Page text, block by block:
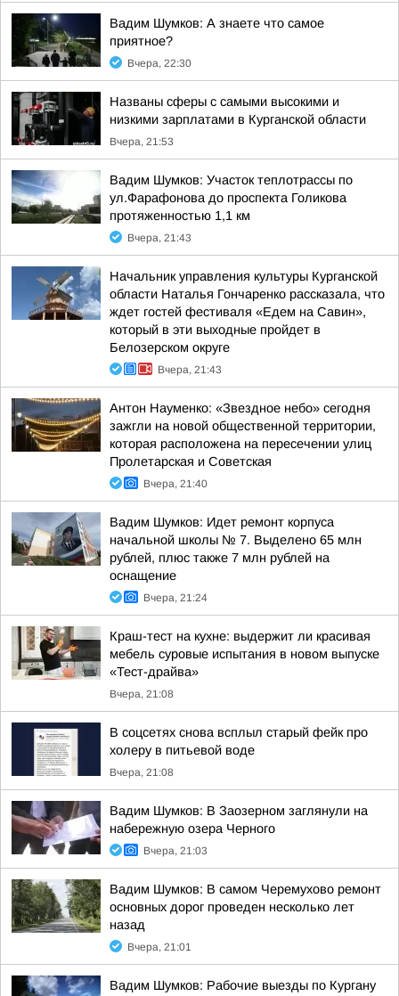
Вадим Шумков: А знаете что самое
приятное?
Вчера, 22:30
Названы сферы с самыми высокими и
низкими зарплатами в Курганской области
Вчера, 21:53
Вадим Шумков: Участок теплотрассы по
ул.Фарафонова до проспекта Голикова
протяженностью 1,1 км
Вчера, 21:43
Начальник управления культуры Курганской
области Наталья Гончаренко рассказала, что
ждет гостей фестиваля «Едем на Савин»,
который в эти выходные пройдет в
Белозерском округе
Вчера, 21:43
Антон Науменко: «Звездное небо» сегодня
зажгли на новой общественной территории,
которая расположена на пересечении улиц
Пролетарская и Советская
Вчера, 21:40
Вадим Шумков: Идет ремонт корпуса
начальной школы № 7. Выделено 65 млн
рублей, плюс также 7 млн рублей на
оснащение
Вчера, 21:24
Краш-тест на кухне: выдержит ли красивая
мебель суровые испытания в новом выпуске
«Тест-драйва»
Вчера, 21:08
В соцсетях снова всплыл старый фейк про
холеру в питьевой воде
Вчера, 21:08
Вадим Шумков: В Заозерном заглянули на
набережную озера Черного
Вчера, 21:03
Вадим Шумков: В самом Черемухово ремонт
основных дорог проведен несколько лет
назад
Вчера, 21:01
Вадим Шумков: Рабочие выезды по Кургану